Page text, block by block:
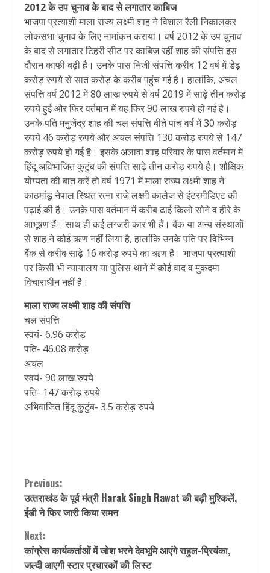
2012 के उप चुनाव के बाद से लगातार काबिज
भाजपा प्रत्याशी माला राज्य लक्ष्मी शाह ने विशाल रैली निकालकर
लोकसभा चुनाव के लिए नामांकन कराया। वर्ष 2012 के उप चुनाव
के बाद से लगातार टिहरी सीट पर काबिज रहीं शाह की संपत्ति इस
दौरान काफी बढ़ी है। उनके पास निजी संपत्ति करीब 12 वर्ष में डेढ़
करोड़ रुपये से सात करोड़ के करीब पहुंच गई है। हालांकि, अचल
संपत्ति वर्ष 2012 में 80 लाख रुपये से वर्ष 2019 में साढ़े तीन करोड़
रुपये हुई और फिर वर्तमान में यह फिर 90 लाख रुपये हो गई है।
उनके पति मनुजेंद्र शाह की चल संपत्ति बीते पांच वर्ष में 30 करोड़
रुपये 46 करोड़ रुपये और अचल संपत्ति 130 करोड़ रुपये से 147
करोड़ रुपये हो गई है। इसके अलावा शाह परिवार के पास वर्तमान में
हिंदू अविभाजित कुटुंब की संपत्ति साढ़े तीन करोड़ रुपये है। शौक्षिक
योग्यता की बात करें तो वर्ष 1971 में माला राज्य लक्ष्मी शाह ने
काठमांडू नेपाल स्थित रत्ना राजे लक्ष्मी कालेज से इंटरमीडिएट की
पढ़ाई की है। उनके पास वर्तमान में करीब ढाई किलो सोने व हीरे के
आभूषण हैं। साथ ही कई लग्जरी कार भी हैं। बैंक या अन्य संस्थाओं
से शाह ने कोई ऋण नहीं लिया है, हालांकि उनके पति पर विभिन्न
बैंक से करीब साढ़े 16 करोड़ रुपये का ऋण है। भाजपा प्रत्याशी
पर किसी भी न्यायालय या पुलिस थाने में कोई वाद व मुकदमा
विचाराधीन नहीं है।
माला राज्य लक्ष्मी शाह की संपत्ति
चल संपत्ति
स्वयं- 6.96 करोड़
पति- 46.08 करोड़
अचल
स्वयं- 90 लाख रुपये
पति- 147 करोड़ रुपये
अभिवाजित हिंदू कुटुंब- 3.5 करोड़ रुपये
Continue
Reading
Previous:
उत्‍तराखंड के पूर्व मंत्री Harak Singh Rawat की बढ़ी मुश्किलें,
ईडी ने फ‍िर जारी किया समन
Next:
कांग्रेस कार्यकर्ताओं में जोश भरने देवभूमि आएंगे राहुल-प्रियंका,
जल्दी आएगी स्टार प्रचारकों की लिस्ट